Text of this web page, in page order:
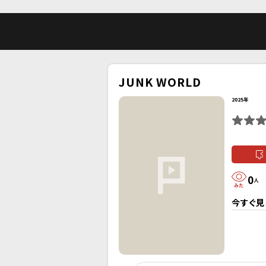
JUNK WORLD
2025年
0人
今すぐ